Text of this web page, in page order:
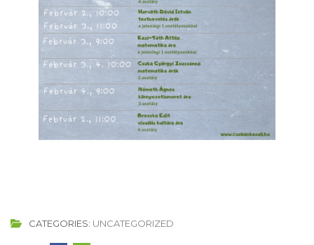
CATEGORIES: UNCATEGORIZED